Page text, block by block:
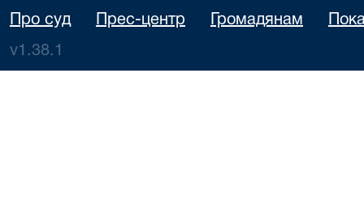
Про суд Прес-центр Громадянам
v1.38.1